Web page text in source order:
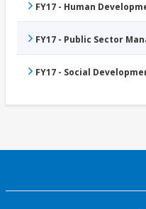
FY17 - Human
FY17 - Public Sector
FY17 - Social